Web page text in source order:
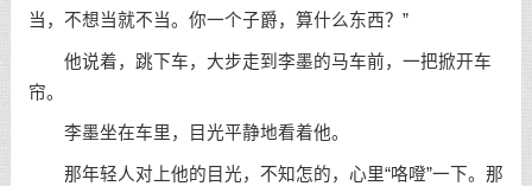
当，不想当就不当。你一个子爵，算什么东西？”
他说着，跳下车，大步走到李墨的马车前，一把掀开车
帘。
李墨坐在车里，目光平静地看着他。
那年轻人对上他的目光，不知怎的，心里“咯噔”一下。那